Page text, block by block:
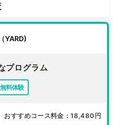
YARD)
プログラム
無料体験
おすすめコース料金 18,480円